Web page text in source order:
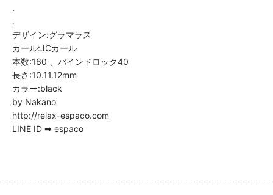
.
.
デザイン:グラマラス
カール:JCカール
本数:160 、バインドロック40
長さ:10.11.12mm
カラー:black
by Nakano
http://relax-espaco.com
LINE ID ➡ espaco